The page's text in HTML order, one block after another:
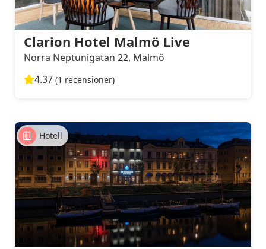
Clarion Hotel Malmö Live
Norra Neptunigatan 22, Malmö
4.37 (1 recensioner)
Hotell